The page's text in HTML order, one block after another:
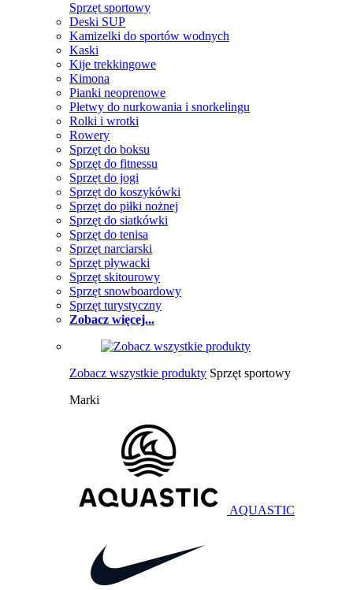
Sprzęt sportowy
Deski SUP
Kamizelki do sportów wodnych
Kaski
Kije trekkingowe
Kimona
Pianki neoprenowe
Płetwy do nurkowania i snorkelingu
Rolki i wrotki
Rowery
Sprzęt do boksu
Sprzęt do fitnessu
Sprzęt do jogi
Sprzęt do koszykówki
Sprzęt do piłki nożnej
Sprzęt do siatkówki
Sprzęt do tenisa
Sprzęt narciarski
Sprzęt pływacki
Sprzęt skitourowy
Sprzęt snowboardowy
Sprzęt turystyczny
Zobacz więcej...
Zobacz wszystkie produkty Sprzęt sportowy
Marki
AQUASTIC